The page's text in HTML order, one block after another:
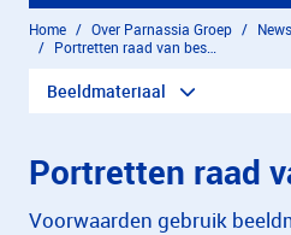
Home Over Parnassia Groep
Beeldmateriaal
Portretten raad
Voorwaarden gebruik